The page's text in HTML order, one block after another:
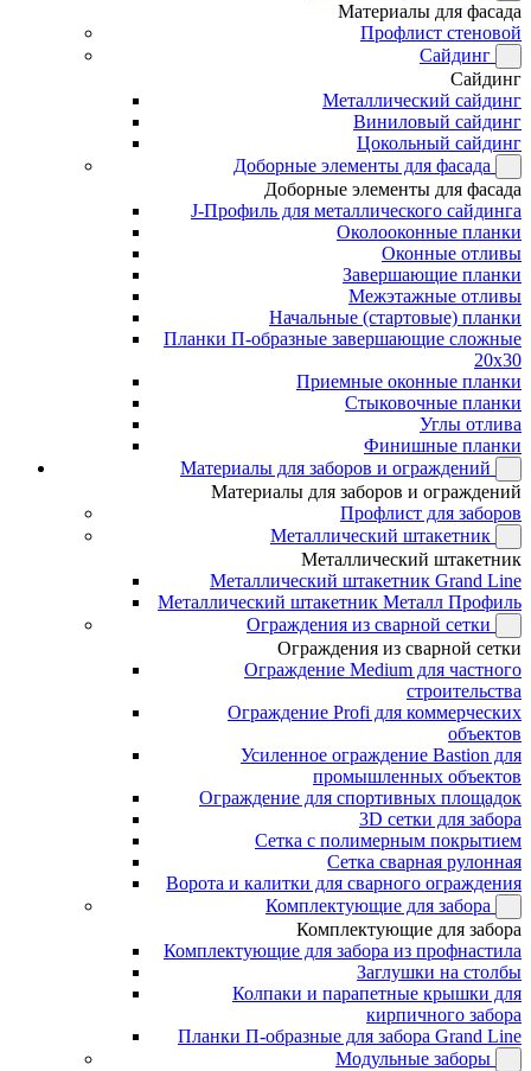
Материалы для фасада
Профлист стеновой
Сайдинг
Сайдинг
Металлический сайдинг
Виниловый сайдинг
Цокольный сайдинг
Доборные элементы для фасада
Доборные элементы для фасада
J-Профиль для металлического сайдинга
Околооконные планки
Оконные отливы
Завершающие планки
Межэтажные отливы
Начальные (стартовые) планки
Планки П-образные завершающие сложные
20x30
Приемные оконные планки
Стыковочные планки
Углы отлива
Финишные планки
Материалы для заборов и ограждений
Материалы для заборов и ограждений
Профлист для заборов
Металлический штакетник
Металлический штакетник
Металлический штакетник Grand Line
Металлический штакетник Металл Профиль
Ограждения из сварной сетки
Ограждения из сварной сетки
Ограждение Medium для частного
строительства
Ограждение Profi для коммерческих
объектов
Усиленное ограждение Bastion для
промышленных объектов
Ограждение для спортивных площадок
3D сетки для забора
Сетка с полимерным покрытием
Сетка сварная рулонная
Ворота и калитки для сварного ограждения
Комплектующие для забора
Комплектующие для забора
Комплектующие для забора из профнастила
Заглушки на столбы
Колпаки и парапетные крышки для
кирпичного забора
Планки П-образные для забора Grand Line
Модульные заборы